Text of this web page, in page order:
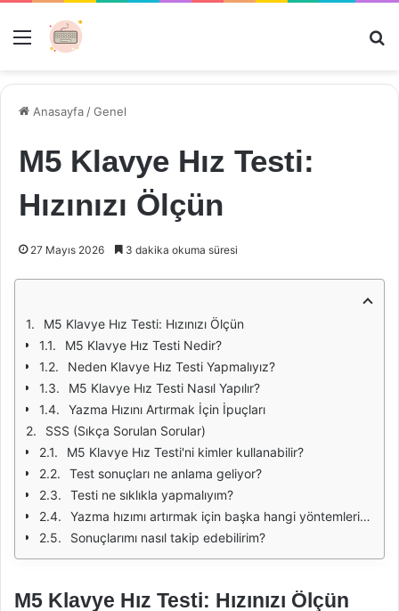
Menü
Anasayfa /Genel
M5 Klavye Hız Testi:
Hızınızı Ölçün
27 Mayıs 2026 3 dakika okuma süresi
M5 Klavye Hız Testi: Hızınızı Ölçün
M5 Klavye Hız Testi Nedir?
Neden Klavye Hız Testi Yapmalıyız?
M5 Klavye Hız Testi Nasıl Yapılır?
Yazma Hızını Artırmak İçin İpuçları
SSS (Sıkça Sorulan Sorular)
M5 Klavye Hız Testi'ni kimler kullanabilir?
Test sonuçları ne anlama geliyor?
Testi ne sıklıkla yapmalıyım?
Yazma hızımı artırmak için başka hangi yöntemleri deneyebilirim?
Sonuçlarımı nasıl takip edebilirim?
M5 Klavye Hız Testi: Hızınızı Ölçün